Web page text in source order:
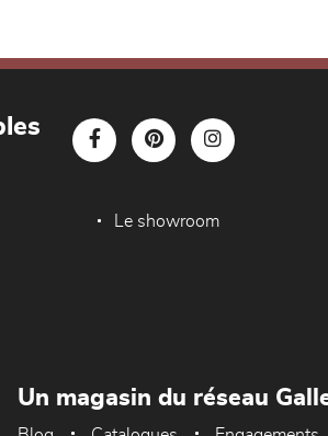
Le showroom
Un magasin du réseau